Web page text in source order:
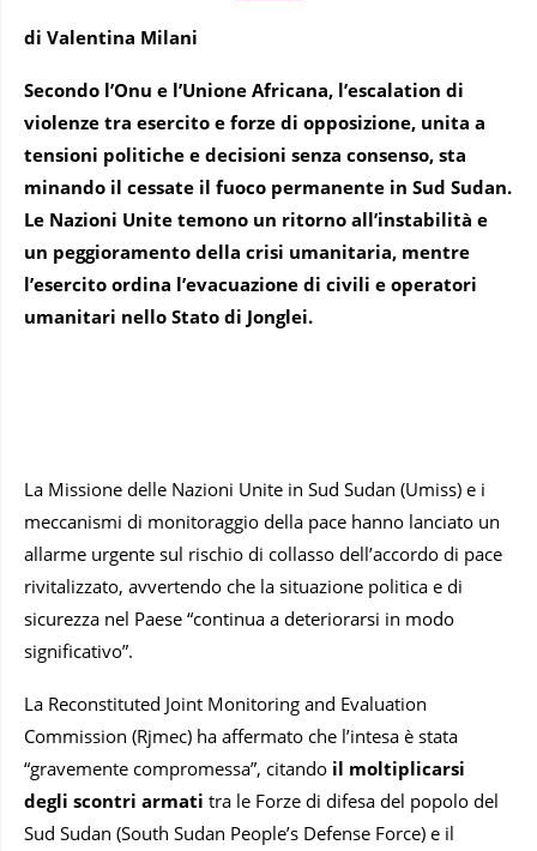
di Valentina Milani
Secondo l’Onu e l’Unione Africana, l’escalation di
violenze tra esercito e forze di opposizione, unita a
tensioni politiche e decisioni senza consenso, sta
minando il cessate il fuoco permanente in Sud Sudan.
Le Nazioni Unite temono un ritorno all’instabilità e
un peggioramento della crisi umanitaria, mentre
l’esercito ordina l’evacuazione di civili e operatori
umanitari nello Stato di Jonglei.
La Missione delle Nazioni Unite in Sud Sudan (Umiss) e i
meccanismi di monitoraggio della pace hanno lanciato un
allarme urgente sul rischio di collasso dell’accordo di pace
rivitalizzato, avvertendo che la situazione politica e di
sicurezza nel Paese “continua a deteriorarsi in modo
significativo”.
La Reconstituted Joint Monitoring and Evaluation
Commission (Rjmec) ha affermato che l’intesa è stata
“gravemente compromessa”, citando il moltiplicarsi
degli scontri armati tra le Forze di difesa del popolo del
Sud Sudan (South Sudan People’s Defense Force) e il